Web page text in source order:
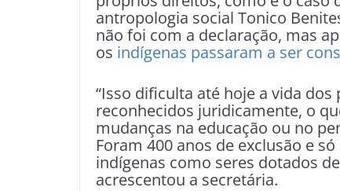
antropologia social Tonico
não foi com a declaração, mas
os indígenas passaram a ser
“Isso dificulta até hoje a vida
reconhecidos juridicamente, o
mudanças na educação ou no
Foram 400 anos de exclusão e
indígenas como seres dotados
acrescentou a secretária.